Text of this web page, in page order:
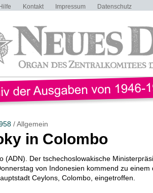
Hilfe Kontakt Impressum Datenschutz
/ Allgemein
in Colombo
(ADN). Der tschechoslowakische
von Indonesien kommend zu einem
Ceylons, Colombo, eingetroffen.